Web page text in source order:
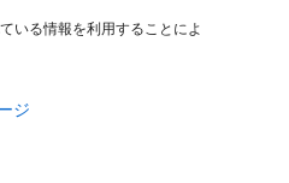
いる情報を利用することによ
ジ